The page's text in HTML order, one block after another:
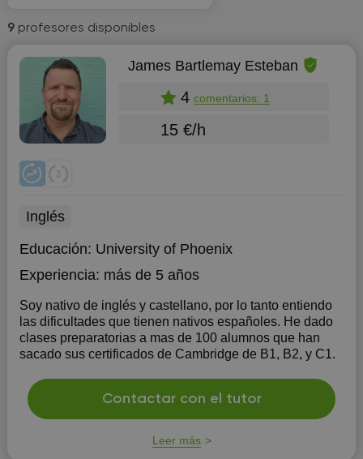
9 profesores disponibles
James Bartlemay Esteban
4 comentarios: 1
15 €/h
Inglés
Educación: University of Phoenix
Experiencia: más de 5 años
Soy nativo de inglés y castellano, por lo tanto entiendo
las dificultades que tienen nativos españoles. He dado
clases preparatorias a mas de 100 alumnos que han
sacado sus certificados de Cambridge de B1, B2, y C1.
Contactar con el tutor
Leer más